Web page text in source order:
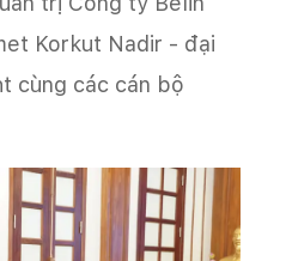
Korkut Nadir - đại
cùng các cán bộ